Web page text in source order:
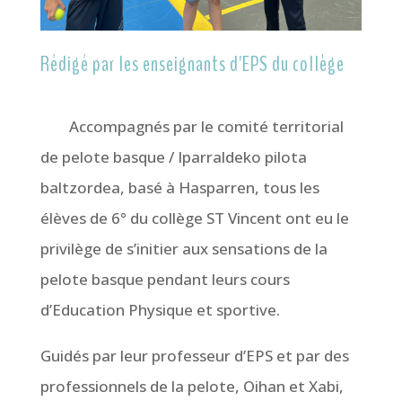
Rédigé par les enseignants d'EPS du collège
Accompagnés par le comité territorial
de pelote basque / Iparraldeko pilota
baltzordea, basé à Hasparren, tous les
élèves de 6° du collège ST Vincent ont eu le
privilège de s’initier aux sensations de la
pelote basque pendant leurs cours
d’Education Physique et sportive.
Guidés par leur professeur d’EPS et par des
professionnels de la pelote, Oihan et Xabi,